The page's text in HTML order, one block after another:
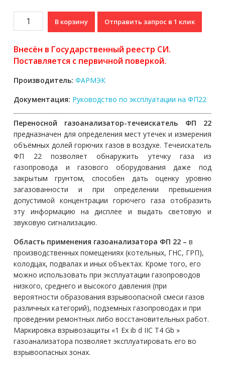
Количество
ФП
переносной
газоанализатор-
CH4
C3H8
или
Н2
В корзину Отправить запрос в 1 клик
Внесён в Государственный реестр СИ.
Поставляется с первичной поверкой.
Производитель:ФАРМЭК
Документация: Руководство по эксплуатации на ФП22
Переносной газоанализатор-течеискатель ФП 22
предназначен для определения мест утечек и измерения
объёмных долей горючих газов в воздухе. Течеискатель
ФП 22 позволяет обнаружить утечку газа из
газопровода и газового оборудования даже под
закрытым грунтом, способен дать оценку уровню
загазованности и при определении превышения
допустимой концентрации горючего газа отобразить
эту информацию на дисплее и выдать световую и
звуковую сигнализацию.
Область применения газоанализатора ФП 22 –в
производственных помещениях (котельных, ГНС, ГРП),
колодцах, подвалах и иных объектах. Кроме того, его
можно использовать при эксплуатации газопроводов
низкого, среднего и высокого давления (при
вероятности образования взрывоопасной смеси газов
различных категорий), подземных газопроводах и при
проведении ремонтных либо восстановительных работ.
Маркировка взрывозащиты «1 Ex ib d IIC T4 Gb »
газоанализатора позволяет эксплуатировать его во
взрывоопасных зонах.